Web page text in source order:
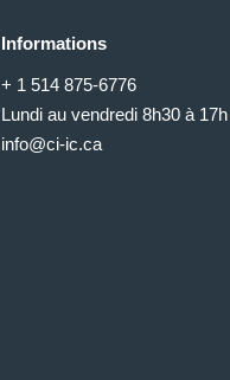
Informations
+ 1 514 875-6776
Lundi au vendredi 8h30 à 17h
info@ci-ic.ca